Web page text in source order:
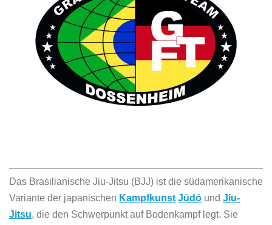
Das Brasilianische Jiu-Jitsu (BJJ) ist die südamerikanische
Variante der japanischen Kampfkunst Jūdō und Jiu-
Jitsu, die den Schwerpunkt auf Bodenkampf legt. Sie